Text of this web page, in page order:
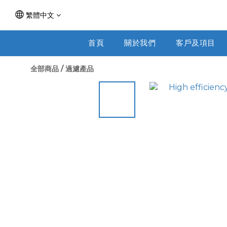
繁體中文
首頁 關於我們 客戶及項目
全部商品 /過濾產品